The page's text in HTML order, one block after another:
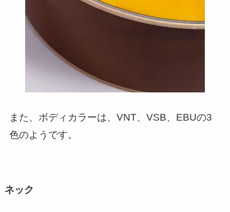
また、ボディカラーは、VNT、VSB、EBUの3
色のようです。
ネック